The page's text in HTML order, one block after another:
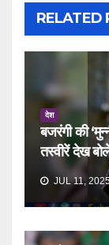
RELATED
देश
बजरंगी की
तस्वीरें देख
JUL 11,